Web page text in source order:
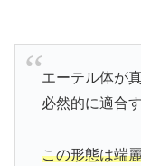
エーテル体が
必然的に適合
この形態は端